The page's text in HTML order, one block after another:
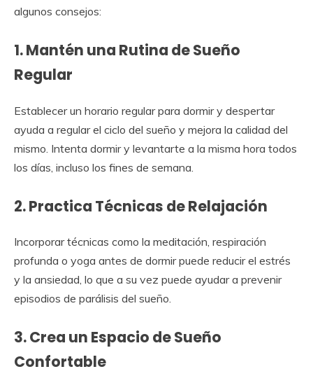
algunos consejos:
1. Mantén una Rutina de Sueño
Regular
Establecer un horario regular para dormir y despertar
ayuda a regular el ciclo del sueño y mejora la calidad del
mismo. Intenta dormir y levantarte a la misma hora todos
los días, incluso los fines de semana.
2. Practica Técnicas de Relajación
Incorporar técnicas como la meditación, respiración
profunda o yoga antes de dormir puede reducir el estrés
y la ansiedad, lo que a su vez puede ayudar a prevenir
episodios de parálisis del sueño.
3. Crea un Espacio de Sueño
Confortable